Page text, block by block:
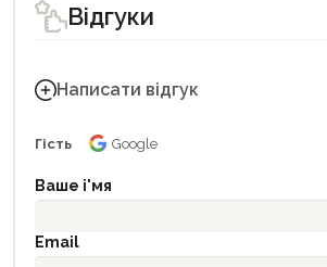
Відгуки
Написати відгук
Гість Google
Ваше і'мя
Email